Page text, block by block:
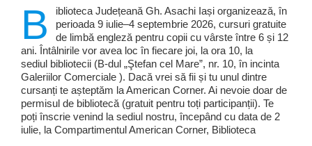
B
iblioteca Județeană Gh. Asachi Iași organizează, în
perioada 9 iulie–4 septembrie 2026, cursuri gratuite
de limbă engleză pentru copii cu vârste între 6 și 12
ani. Întâlnirile vor avea loc în fiecare joi, la ora 10, la
sediul bibliotecii (B-dul „Ştefan cel Mare”, nr. 10, în incinta
Galeriilor Comerciale ). Dacă vrei să fii și tu unul dintre
cursanți te așteptăm la American Corner. Ai nevoie doar de
permisul de bibliotecă (gratuit pentru toți participanții). Te
poți înscrie venind la sediul nostru, începând cu data de 2
iulie, la Compartimentul American Corner, Biblioteca